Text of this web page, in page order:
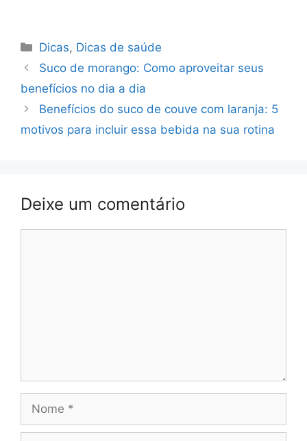
Categorias
Dicas, Dicas de saúde
Suco de morango: Como aproveitar seus
benefícios no dia a dia
Benefícios do suco de couve com laranja: 5
motivos para incluir essa bebida na sua rotina
Deixe um comentário
Nome